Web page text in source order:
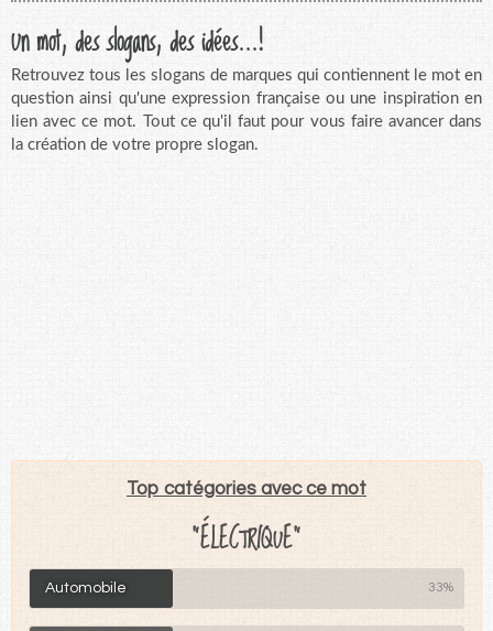
Un mot, des slogans, des idées...!
Retrouvez tous les slogans de marques qui contiennent le mot en
question ainsi qu'une expression française ou une inspiration en
lien avec ce mot. Tout ce qu'il faut pour vous faire avancer dans
la création de votre propre slogan.
Top catégories avec ce mot
"ÉLECTRIQUE"
Automobile 33%